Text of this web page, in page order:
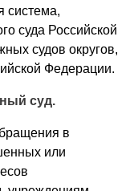
система,
суда Российской
судов округов,
Федерации.
суд.
в
или